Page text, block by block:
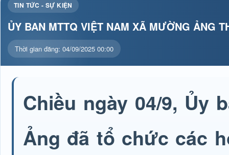
TIN TỨC - SỰ KIỆN
ỦY BAN MTTQ VIỆT NAM XÃ MƯỜNG ẢNG
Thời gian đăng: 04/09/2025 00:00
Chiều ngày 04/9, Ủy
Ảng đã tổ chức các